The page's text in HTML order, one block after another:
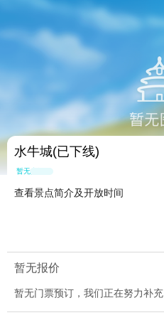
水牛城(已下线)
暂无点评
查看景点简介及开放时间
暂无报价
暂无门票预订，我们正在努力补充